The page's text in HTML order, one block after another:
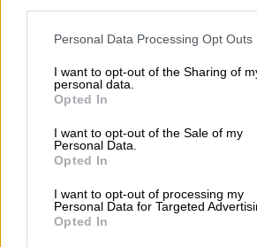
Please note that this website/app uses
not limited to your visit or usage
grant or deny consent to Google and its
use your data for below specified
consent section.
Personal Data Processing Opt Outs
I want to opt-out of the Sharing of
personal data.
Opted In
I want to opt-out of the Sale of my
Personal Data.
Opted In
I want to opt-out of processing my
Personal Data for Targeted
Opted In